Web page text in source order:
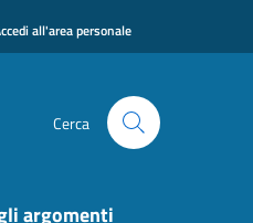
all'area personale
Cerca
argomenti